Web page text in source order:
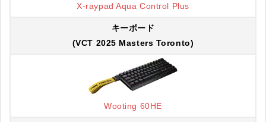
X-raypad Aqua Control Plus
キーボード
(VCT 2025 Masters Toronto)
Wooting 60HE